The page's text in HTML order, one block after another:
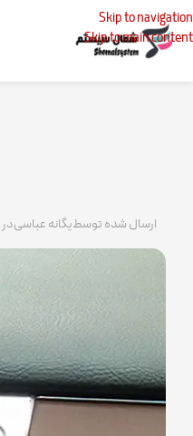
Skip to navigation
Skip to main content
مقاله
ارسال شده توسطیگانه عباسیدر